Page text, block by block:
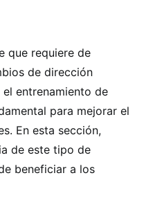
que requiere de
de dirección
entrenamiento de
para mejorar el
En esta sección,
de este tipo de
beneficiar a los